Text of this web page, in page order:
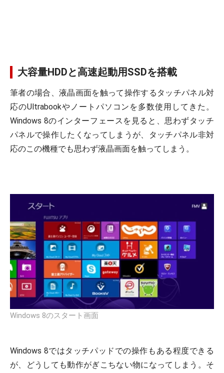
大容量HDDと高速起動用SSDを搭載
筆者の場合、液晶画面を触って操作するタッチパネル対
応のUltrabookやノートパソコンを多数使用してきた。
Windows 8のインターフェースを見ると、思わずタッチ
パネルで操作したくなってしまうが、タッチパネル非対
応のこの機種でも思わず液晶画面を触ってしまう。
Windows 8のスタート画面
Windows 8ではタッチパッドでの操作もある程度できる
が、どうしても動作がぎこちない物になってしまう。そ